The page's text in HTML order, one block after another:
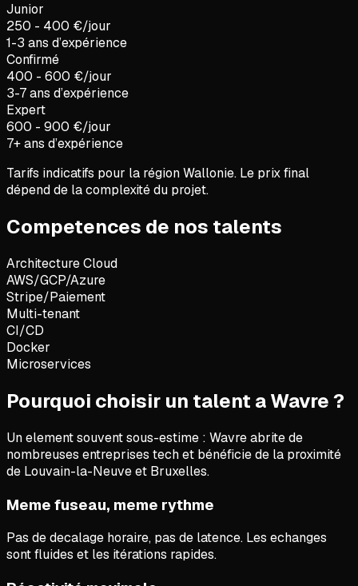
Junior
250 - 400 €/jour
1-3 ans d’expérience
Confirmé
400 - 600 €/jour
3-7 ans d’expérience
Expert
600 - 900 €/jour
7+ ans d’expérience
Tarifs indicatifs pour la régionWallonie. Le prix final
dépend de la complexité du projet.
Competences de nos talents
Architecture Cloud
AWS/GCP/Azure
Stripe/Paiement
Multi-tenant
CI/CD
Docker
Microservices
Pourquoi choisir un talent a Wavre ?
Un element souvent sous-estime : Wavre abrite de
nombreuses entreprises tech et bénéficie de la proximité
de Louvain-la-Neuve et Bruxelles.
Meme fuseau, meme rythme
Pas de decalage horaire, pas de latence. Les echanges
sont fluides et les itérations rapides.